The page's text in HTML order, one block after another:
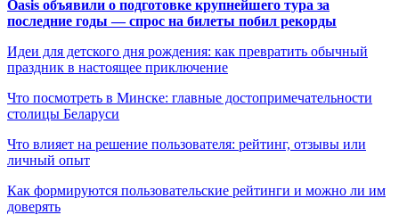
Oasis объявили о подготовке крупнейшего тура за
последние годы — спрос на билеты побил рекорды
Идеи для детского дня рождения: как превратить обычный
праздник в настоящее приключение
Что посмотреть в Минске: главные достопримечательности
столицы Беларуси
Что влияет на решение пользователя: рейтинг, отзывы или
личный опыт
Как формируются пользовательские рейтинги и можно ли им
доверять